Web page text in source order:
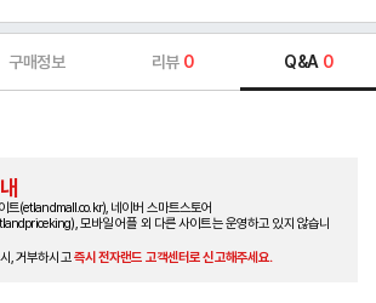
구매정보 리뷰 0 Q&A 0
트(etlandmall.co.kr), 네이버 스마트스토어
모바일 어플 외 다른 사이트는 운영하고 있지 않습니
, 거부하시고즉시 전자랜드 고객센터로 신고해주세요.